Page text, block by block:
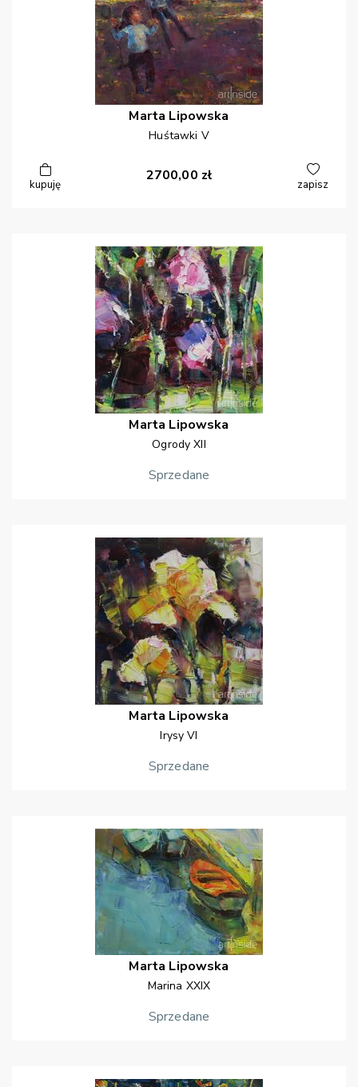
Marta Lipowska
Huśtawki V
kupuję
2700,00 zł
zapisz
Marta Lipowska
Ogrody XII
Sprzedane
Marta Lipowska
Irysy VI
Sprzedane
Marta Lipowska
Marina XXIX
Sprzedane